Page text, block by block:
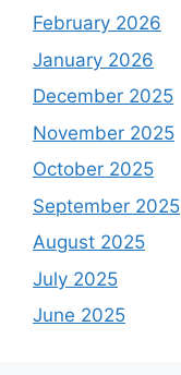
February 2026
January 2026
December 2025
November 2025
October 2025
September 2025
August 2025
July 2025
June 2025